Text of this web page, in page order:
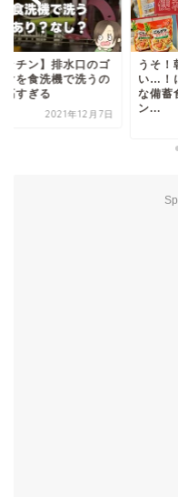
ッチン】排水口のゴ
けを食洗機で洗うの
高すぎる
2021年12月7日
うそ！
い…！
な備蓄
ン...